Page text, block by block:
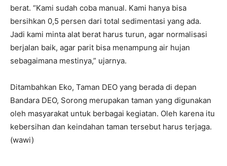
berat. “Kami sudah coba manual. Kami hanya bisa
bersihkan 0,5 persen dari total sedimentasi yang ada.
Jadi kami minta alat berat harus turun, agar normalisasi
berjalan baik, agar parit bisa menampung air hujan
sebagaimana mestinya,” ujarnya.
Ditambahkan Eko, Taman DEO yang berada di depan
Bandara DEO, Sorong merupakan taman yang digunakan
oleh masyarakat untuk berbagai kegiatan. Oleh karena itu
kebersihan dan keindahan taman tersebut harus terjaga.
(wawi)